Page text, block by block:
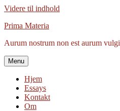
Videre til indhold
Prima Materia
Aurum nostrum non est aurum vulgi
Menu
Hjem
Essays
Kontakt
Om